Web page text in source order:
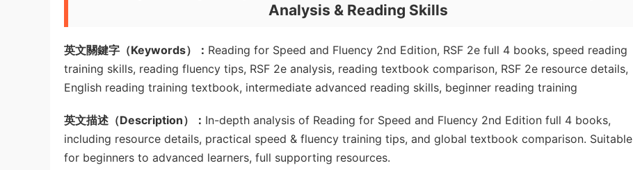
Analysis & Reading Skills
英文關鍵字（Keywords）： Reading for Speed and Fluency 2nd Edition, RSF 2e full 4 books, speed reading
training skills, reading fluency tips, RSF 2e analysis, reading textbook comparison, RSF 2e resource details,
English reading training textbook, intermediate advanced reading skills, beginner reading training
英文描述（Description）： In-depth analysis of Reading for Speed and Fluency 2nd Edition full 4 books,
including resource details, practical speed & fluency training tips, and global textbook comparison. Suitable
for beginners to advanced learners, full supporting resources.